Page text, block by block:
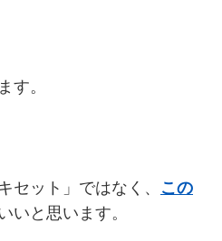
す。
セット」ではなく、 この
いと思います。